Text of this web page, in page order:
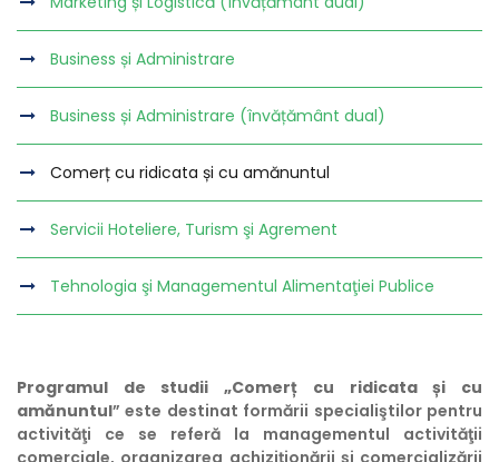
Business și Administrare
Business și Administrare (învățământ dual)
Comerț cu ridicata și cu amănuntul
Servicii Hoteliere, Turism şi Agrement
Tehnologia şi Managementul Alimentaţiei Publice
Programul de studii „Comerț cu ridicata și cu
amănuntul” este destinat formării specialiştilor pentru
activităţi ce se referă la managementul activităţii
comerciale, organizarea achiziționării și comercializării